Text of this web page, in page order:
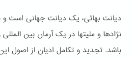
دیانت بهائی، یک دیانت جهانی است
نژادها و ملیتها در یک آرمان بین
باشد. تجدید و تکامل ادیان از اصول